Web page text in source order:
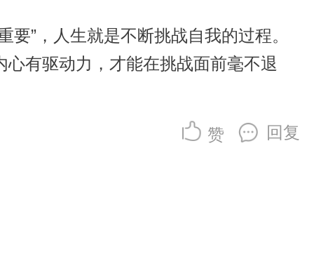
”，人生就是不断挑战自我的过程。
有驱动力，才能在挑战面前毫不退
回复
赞